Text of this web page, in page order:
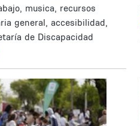
musica, recursos
general, accesibilidad,
de Discapacidad